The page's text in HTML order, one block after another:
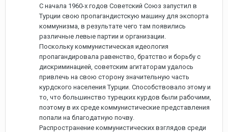
С начала 1960-х годов Советский Союз запустил в
Турции свою пропагандистскую машину для экспорта
коммунизма, в результате чего там появились
различные левые партии и организации.
Поскольку коммунистическая идеология
пропагандировала равенство, братство и борьбу с
дискриминацией, советским агитаторам удалось
привлечь на свою сторону значительную часть
курдского населения Турции. Способствовало этому и
то, что большинство турецких курдов были рабочими,
поэтому в их среде коммунистические представления
попали на благодатную почву.
Распространение коммунистических взглядов среди